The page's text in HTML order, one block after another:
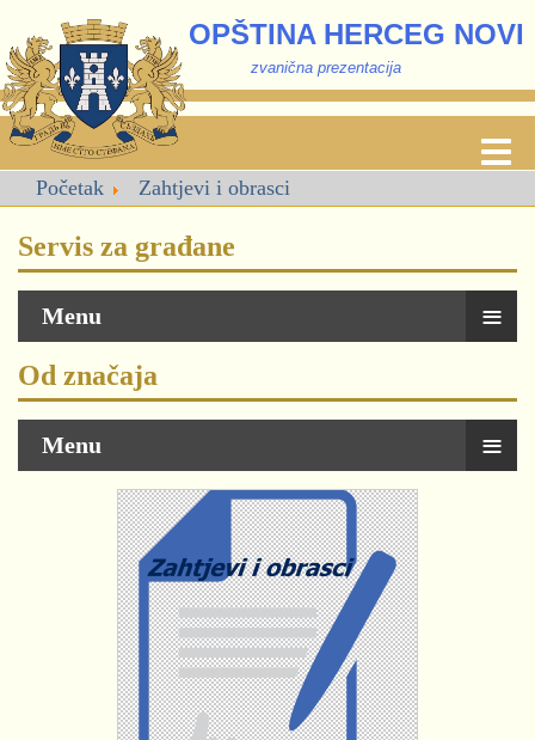
OPŠTINA HERCEG NOVI
zvanična prezentacija
Početak Zahtjevi i obrasci
Servis za građane
Menu ≡
Od značaja
Menu ≡